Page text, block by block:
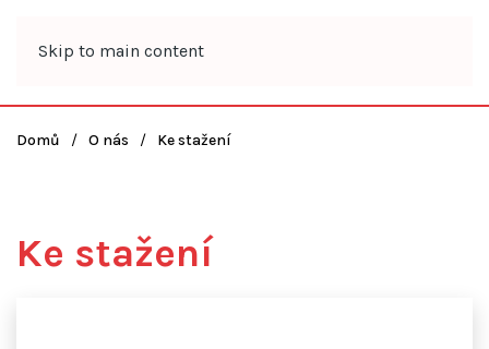
Skip to main content
Domů O nás Ke stažení
Ke stažení